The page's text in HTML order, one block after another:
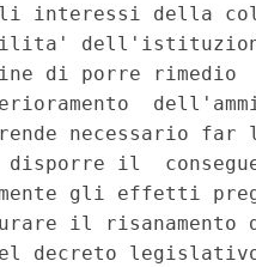
interessi della
di porre rimedio
necessario
disporre il
gli effetti
il
decreto